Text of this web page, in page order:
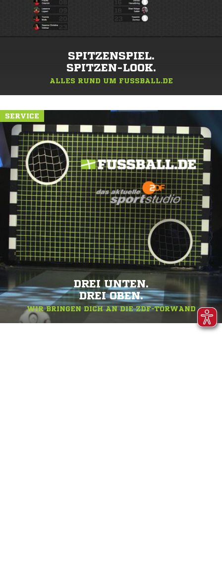
SPITZENSPIEL.
SPITZEN-LOOK.
ALLES RUND UM FUSSBALL.DE
SERVICE
DREI UNTEN.
DREI OBEN.
WIR BRINGEN DICH AN DIE ZDF-TORWAND